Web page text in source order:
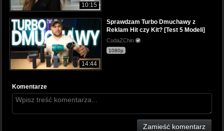
10:15
14:44
Sprawdzam Turbo Dmuchawy z
Reklam Hit czy Kit? [Test 5 Modeli]
CudaZChin
1080p
Komentarze
Zamieść komentarz